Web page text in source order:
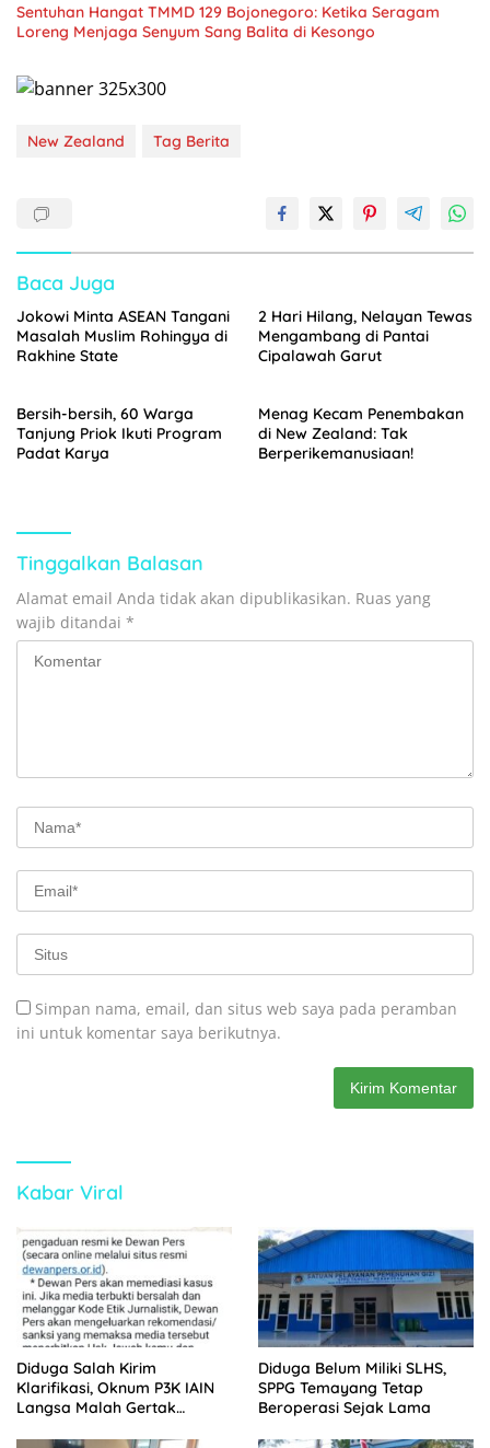
Sentuhan Hangat TMMD 129 Bojonegoro: Ketika Seragam
Loreng Menjaga Senyum Sang Balita di Kesongo
New Zealand Tag Berita
Baca Juga
Jokowi Minta ASEAN Tangani
Masalah Muslim Rohingya di
Rakhine State
2 Hari Hilang, Nelayan Tewas
Mengambang di Pantai
Cipalawah Garut
Bersih-bersih, 60 Warga
Tanjung Priok Ikuti Program
Padat Karya
Menag Kecam Penembakan
di New Zealand: Tak
Berperikemanusiaan!
Tinggalkan Balasan
Alamat email Anda tidak akan dipublikasikan. Ruas yang
wajib ditandai *
Simpan nama, email, dan situs web saya pada peramban
ini untuk komentar saya berikutnya.
Kabar Viral
Diduga Salah Kirim
Klarifikasi, Oknum P3K IAIN
Langsa Malah Gertak
Diduga Belum Miliki SLHS,
SPPG Temayang Tetap
Beroperasi Sejak Lama